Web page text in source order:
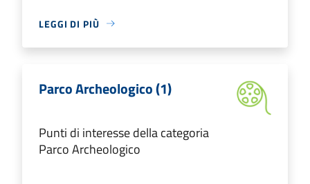
LEGGI DI PIÙ
Parco Archeologico (1)
Punti di interesse della categoria
Parco Archeologico